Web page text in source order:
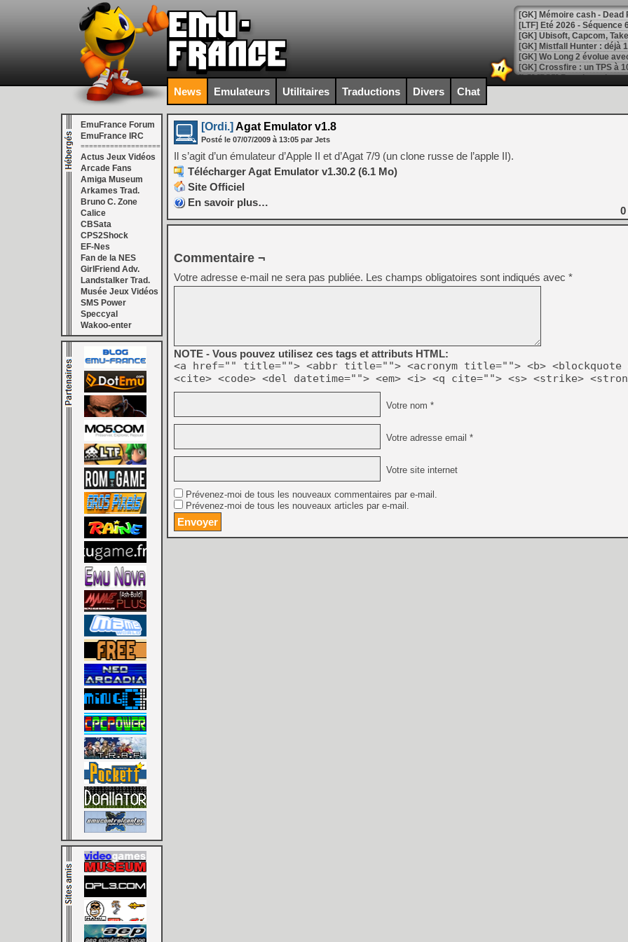
[LTF] Eté 2026 - Séquence
[GK] Mistfall Hunter : déjà
[GK] Wo Long 2 évolue
[GK] Crossfire : un TPS à
[LS] [PS5] Premiers
[Mo5] DOOM arrive en
[GK] Bethesda fête les 30
[GK] Roblox : l'action en
[GK] Agenda - GeForce
[GK] Devolver Digital en a
[LS] [PS5] ps5-y2jb-
[GK] Pourquoi Marvel
[GK] Test : Restory : Chill
[GK] GTA 6 : Rockstar
[GK] Hot Wheels Infinite
[GK] Mémoire cash -
[GK] Résultats Nintendo :
[GK] Déjà des
[Mo5] Brickboy cherche à
[GK] Minecraft et ses «
[GK] Beast of
[GK] Ubisoft : fin de partie
[GK] Mémoire cash -
[GK] Dan Houser (GTA)
[GK] Comment EA Sports
[GK] Crimson Moon : un
[GK] Isle of Reveries : le
[GK] Moonlighter 2 : The
[GK] Capcom relance
[GK] Guillermo del Toro
News Emulateurs Utilitaires Traductions Divers Chat
EmuFrance Forum
EmuFrance IRC
===================
Actus Jeux Vidéos
Arcade Fans
Amiga Museum
Arkames Trad.
Bruno C. Zone
Calice
CBSata
CPS2Shock
EF-Nes
Fan de la NES
GirlFriend Adv.
Landstalker Trad.
Musée Jeux Vidéos
SMS Power
Speccyal
Wakoo-enter
[Ordi.] Agat Emulator v1.8
Posté le 07/07/2009 à 13:05 par Jets
Il s’agit d’un émulateur d’Apple II et d’Agat 7/9 (un clone russe de l’apple II).
Télécharger Agat Emulator v1.30.2 (6.1 Mo)
Site Officiel
En savoir plus…
0
Commentaire ¬
Votre adresse e-mail ne sera pas publiée. Les champs obligatoires sont indiqués avec *
NOTE - Vous pouvez utilisez ces tags et attributs HTML:
<a href="" title=""> <abbr title=""> <acronym title=""> <b> <blockquote
<cite> <code> <del datetime=""> <em> <i> <q cite=""> <s> <strike>
Votre nom *
Votre adresse email *
Votre site internet
Prévenez-moi de tous les nouveaux commentaires par e-mail.
Prévenez-moi de tous les nouveaux articles par e-mail.